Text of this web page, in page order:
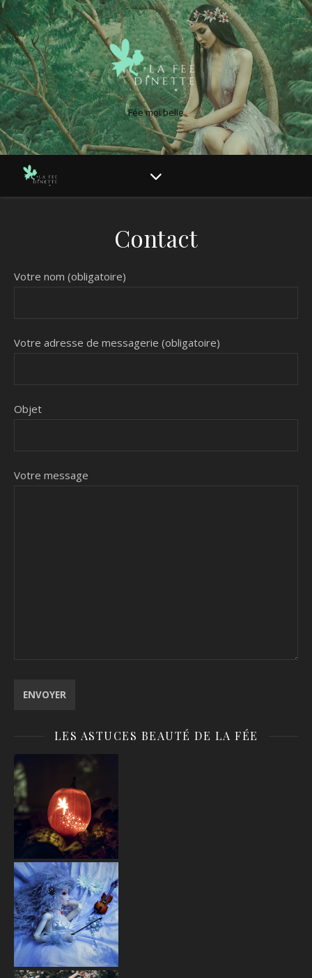
Fée moi belle
Contact
Votre nom (obligatoire)
Votre adresse de messagerie (obligatoire)
Objet
Votre message
LES ASTUCES BEAUTÉ DE LA FÉE